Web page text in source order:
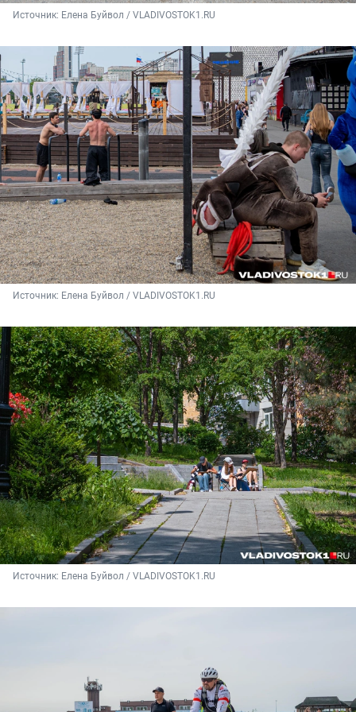
Источник: Елена Буйвол / VLADIVOSTOK1.RU
Источник: Елена Буйвол / VLADIVOSTOK1.RU
Источник: Елена Буйвол / VLADIVOSTOK1.RU